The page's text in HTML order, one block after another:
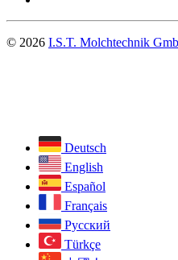
© 2026 I.S.T. Molchtechnik
Deutsch
English
Español
Français
Русский
Türkçe